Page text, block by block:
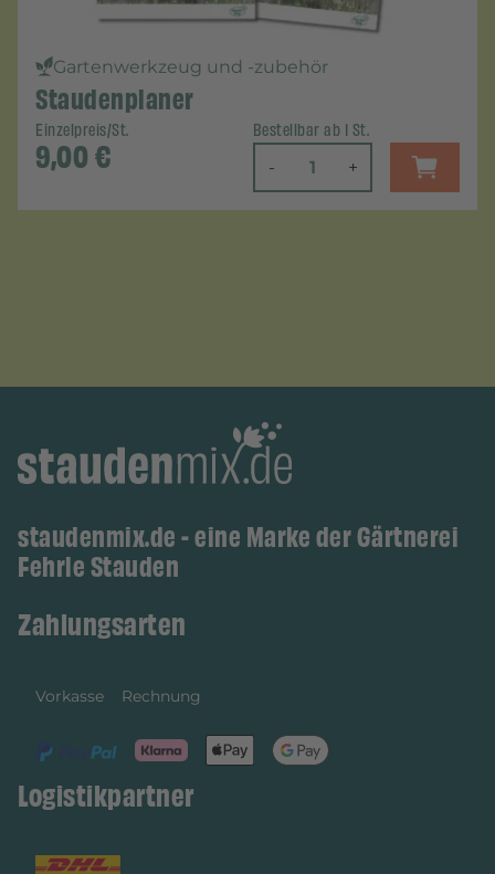
Gartenwerkzeug und -zubehör
Staudenplaner
Einzelpreis/St.
9,00€
Bestellbar ab 1 St.
- +
staudenmix.de - eine Marke der Gärtnerei
Fehrle Stauden
Zahlungsarten
Vorkasse Rechnung
Logistikpartner